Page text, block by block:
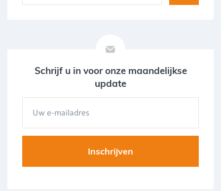
Schrijf u in voor onze maandelijkse
update